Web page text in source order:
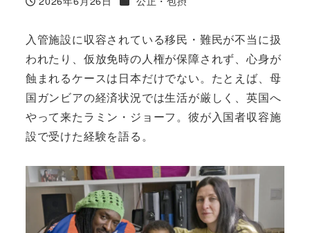
投稿日
入管施設に収容されている移民・難民が不当に扱
われたり、仮放免時の人権が保障されず、心身が
蝕まれるケースは日本だけでない。たとえば、母
国ガンビアの経済状況では生活が厳しく、英国へ
やって来たラミン・ジョーフ。彼が入国者収容施
設で受けた経験を語る。